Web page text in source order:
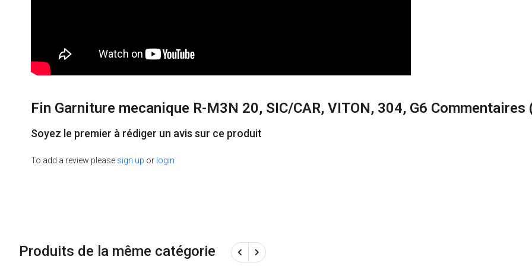
Fin Garniture mecanique R-M3N 20, SIC/CAR, VITON, 304, G6 Commentaires
Soyez le premier à rédiger un avis sur ce produit
To add a review please sign up or login
Produits de la même catégorie